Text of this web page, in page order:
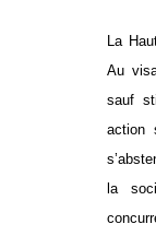
La
Au
sauf
action
la